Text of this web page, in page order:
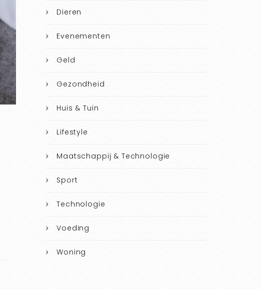
Dieren
Evenementen
Geld
Gezondheid
Huis & Tuin
Lifestyle
Maatschappij & Technologie
Sport
Technologie
Voeding
Woning